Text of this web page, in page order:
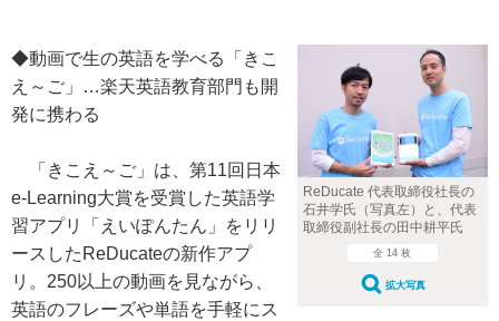
ReDucate 代表取締役社長の
石井学氏（写真左）と、代表
取締役副社長の田中耕平氏
全 14 枚
拡大写真
◆動画で生の英語を学べる「きこ
え～ご」…楽天英語教育部門も開
発に携わる
「きこえ～ご」は、第11回日本
e-Learning大賞を受賞した英語学
習アプリ「えいぽんたん」をリリ
ースしたReDucateの新作アプ
リ。250以上の動画を見ながら、
英語のフレーズや単語を手軽にス